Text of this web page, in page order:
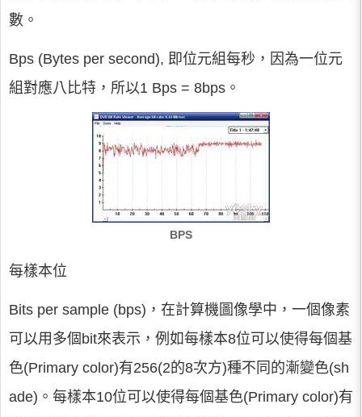
數。
Bps (Bytes per second), 即位元組每秒，因為一位元
組對應八比特，所以1 Bps = 8bps。
BPS
每樣本位
Bits per sample (bps)，在計算機圖像學中，一個像素
可以用多個bit來表示，例如每樣本8位可以使得每個基
色(Primary color)有256(2的8次方)種不同的漸變色(sh
ade)。每樣本10位可以使得每個基色(Primary color)有